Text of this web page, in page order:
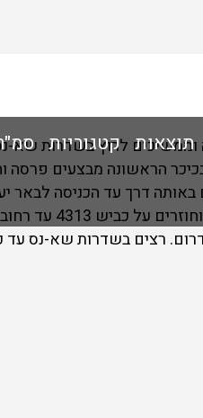
תוצאות קטגוריות
וממשיכים לרוץ בשדרות
באותה דרך עד הכניסה
בן יוסף וממשיכים דרומה עד
רצים בשדרות שא-נס עד